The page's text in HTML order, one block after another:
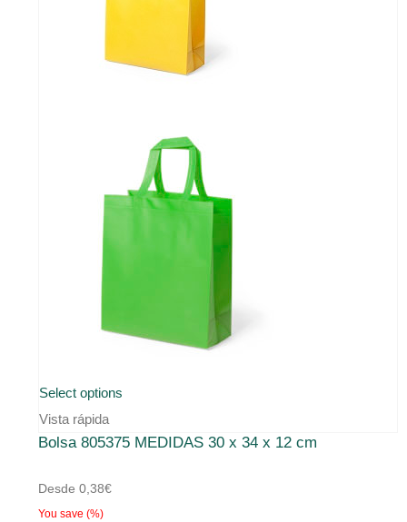
Select options
tiene
Vista rápida
Bolsa 805375 MEDIDAS 30 x 34 x 12 cm
Desde 0,38€
You save (%)